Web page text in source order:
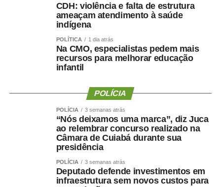
CDH: violência e falta de estrutura
ameaçam atendimento à saúde
indígena
POLÍTICA 1 dia atrás
Na CMO, especialistas pedem mais
recursos para melhorar educação
infantil
POLÍCIA
POLÍCIA 3 semanas atrás
“Nós deixamos uma marca”, diz Juca
ao relembrar concurso realizado na
Câmara de Cuiabá durante sua
presidência
POLÍCIA 3 semanas atrás
Deputado defende investimentos em
infraestrutura sem novos custos para